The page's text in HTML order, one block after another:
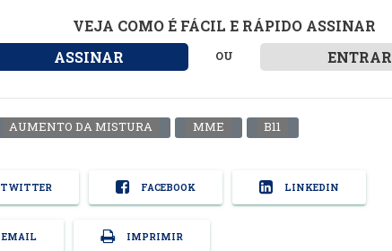
VEJA COMO É FÁCIL E RÁPIDO ASSINAR
ASSINAR
OU ENTRAR
AUMENTO DA MISTURA MME B11
TWITTER FACEBOOK LINKEDIN
EMAIL IMPRIMIR